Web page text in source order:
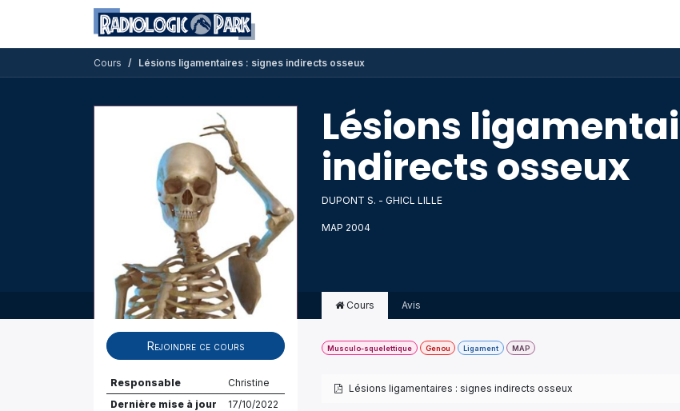
Se rendre au contenu
Cours Lésions ligamentaires : signes indirects osseux
Lésions
indirects osseux
DUPONT S. - GHICL LILLE
MAP 2004
Rejoindre ce cours
Responsable
Christine
Dernière mise à jour
17/10/2022
Cours Avis
Musculo-squelettique Genou Ligament MAP
Lésions ligamentaires : signes indirects osseux